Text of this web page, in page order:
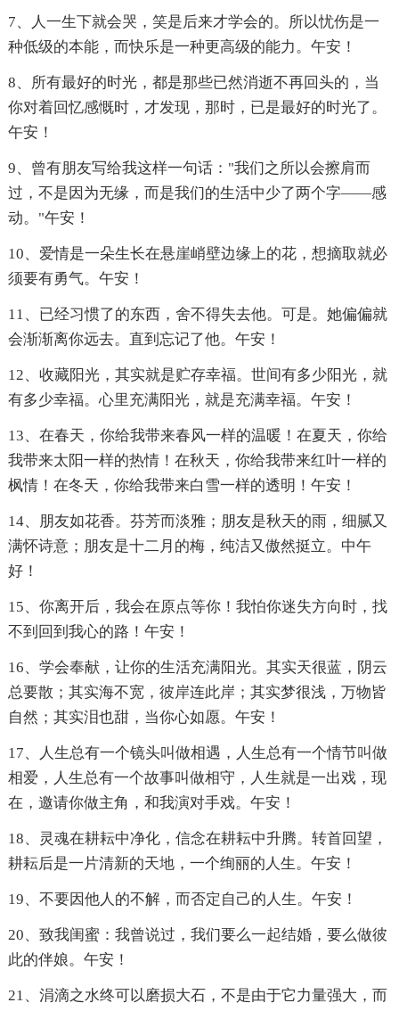
7、人一生下就会哭，笑是后来才学会的。所以忧伤是一
种低级的本能，而快乐是一种更高级的能力。午安！
8、所有最好的时光，都是那些已然消逝不再回头的，当
你对着回忆感慨时，才发现，那时，已是最好的时光了。
午安！
9、曾有朋友写给我这样一句话："我们之所以会擦肩而
过，不是因为无缘，而是我们的生活中少了两个字——感
动。"午安！
10、爱情是一朵生长在悬崖峭壁边缘上的花，想摘取就必
须要有勇气。午安！
11、已经习惯了的东西，舍不得失去他。可是。她偏偏就
会渐渐离你远去。直到忘记了他。午安！
12、收藏阳光，其实就是贮存幸福。世间有多少阳光，就
有多少幸福。心里充满阳光，就是充满幸福。午安！
13、在春天，你给我带来春风一样的温暖！在夏天，你给
我带来太阳一样的热情！在秋天，你给我带来红叶一样的
枫情！在冬天，你给我带来白雪一样的透明！午安！
14、朋友如花香。芬芳而淡雅；朋友是秋天的雨，细腻又
满怀诗意；朋友是十二月的梅，纯洁又傲然挺立。中午
好！
15、你离开后，我会在原点等你！我怕你迷失方向时，找
不到回到我心的路！午安！
16、学会奉献，让你的生活充满阳光。其实天很蓝，阴云
总要散；其实海不宽，彼岸连此岸；其实梦很浅，万物皆
自然；其实泪也甜，当你心如愿。午安！
17、人生总有一个镜头叫做相遇，人生总有一个情节叫做
相爱，人生总有一个故事叫做相守，人生就是一出戏，现
在，邀请你做主角，和我演对手戏。午安！
18、灵魂在耕耘中净化，信念在耕耘中升腾。转首回望，
耕耘后是一片清新的天地，一个绚丽的人生。午安！
19、不要因他人的不解，而否定自己的人生。午安！
20、致我闺蜜：我曾说过，我们要么一起结婚，要么做彼
此的伴娘。午安！
21、涓滴之水终可以磨损大石，不是由于它力量强大，而